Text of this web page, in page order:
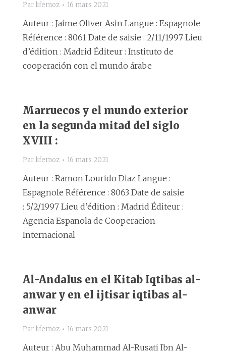
Par lifemoz 16 mars 2021
Auteur : Jaime Oliver Asin Langue : Espagnole
Référence : 8061 Date de saisie : 2/11/1997 Lieu
d’édition : Madrid Éditeur : Instituto de
cooperación con el mundo árabe
Marruecos y el mundo exterior
en la segunda mitad del siglo
XVIII :
Par lifemoz 16 mars 2021
Auteur : Ramon Lourido Diaz Langue :
Espagnole Référence : 8063 Date de saisie
: 5/2/1997 Lieu d’édition : Madrid Éditeur :
Agencia Espanola de Cooperacion
Internacional
Al-Andalus en el Kitab Iqtibas al-
anwar y en el ijtisar iqtibas al-
anwar
Par lifemoz 16 mars 2021
Auteur : Abu Muhammad Al-Rusati Ibn Al-